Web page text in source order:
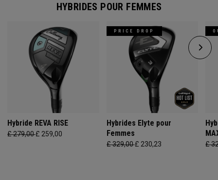
HYBRIDES POUR FEMMES
Hybride REVA RISE
£ 279,00£ 259,00
PRICE DROP
Hybrides Elyte pour
Femmes
£ 329,00£ 230,23 £